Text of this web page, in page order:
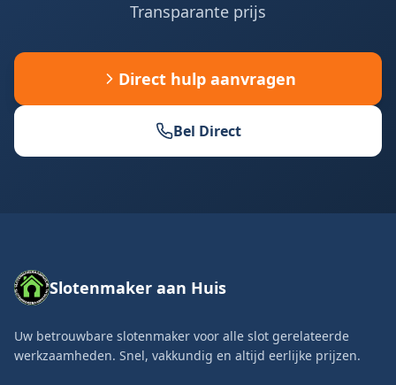
Transparante prijs
Direct hulp aanvragen
Bel Direct
Slotenmaker aan Huis
Uw betrouwbare slotenmaker voor alle slot gerelateerde
werkzaamheden. Snel, vakkundig en altijd eerlijke prijzen.